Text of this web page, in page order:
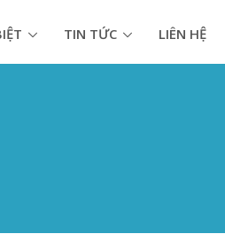
TIN TỨC LIÊN HỆ